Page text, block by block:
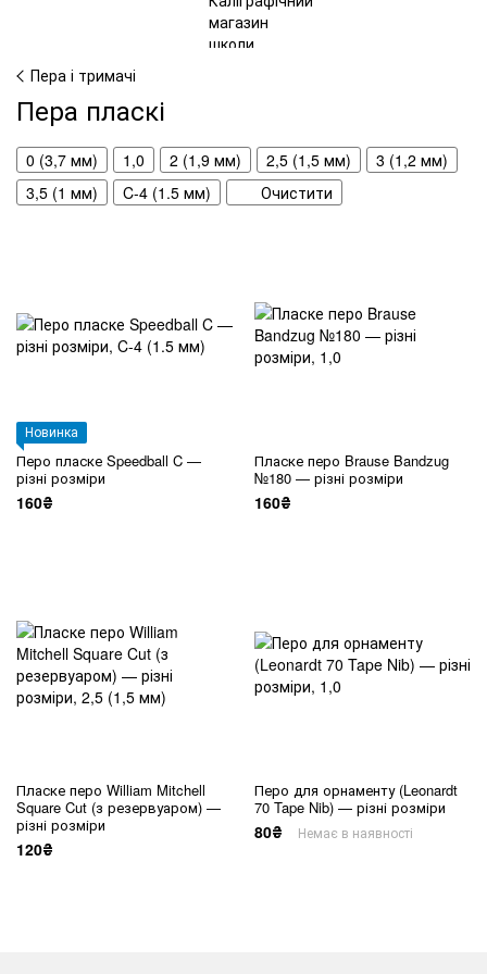
Пера і тримачі
Пера пласкі
0 (3,7 мм) 1,0 2 (1,9 мм) 2,5 (1,5 мм)
3 (1,2 мм)
3,5 (1 мм)
C-4 (1.5 мм) Очистити
Новинка
Перо пласке Speedball C —
різні розміри
160₴
Пласке перо Brause Bandzug
№180 — різні розміри
160₴
Пласке перо William Mitchell
Square Cut (з резервуаром) —
різні розміри
120₴
Перо для орнаменту (Leonardt
70 Tape Nib) — різні розміри
80₴ Немає в наявності